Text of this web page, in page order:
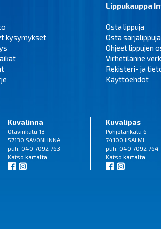
kysymykset
Lippukauppa
Osta lippuja
Osta sarjalippuja
Ohjeet lippujen
Virhetilanne
Rekisteri- ja
Käyttöehdot
Kuvalinna
Olavinkatu 13
57130 SAVONLINNA
puh. 040 7092 763
Katso kartalta
Kuvalipas
Pohjolankatu 6
74100 IISALMI
puh. 040 7092 764
Katso kartalta